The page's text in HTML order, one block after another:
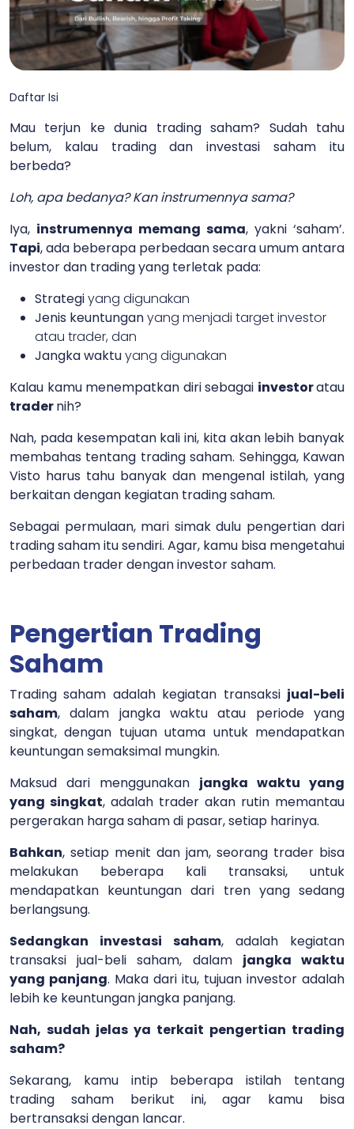
Daftar Isi
Mau terjun ke dunia trading saham? Sudah tahu
belum, kalau trading dan investasi saham itu
berbeda?
Loh, apa bedanya? Kan instrumennya sama?
Iya, instrumennya memang sama, yakni ‘saham’.
Tapi, ada beberapa perbedaan secara umum antara
investor dan trading yang terletak pada:
Strategiyang digunakan
Jenis keuntunganyang menjadi target investor
atau trader, dan
Jangka waktuyang digunakan
Kalau kamu menempatkan diri sebagai investoratau
tradernih?
Nah, pada kesempatan kali ini, kita akan lebih banyak
membahas tentang trading saham. Sehingga, Kawan
Visto harus tahu banyak dan mengenal istilah, yang
berkaitan dengan kegiatan trading saham.
Sebagai permulaan, mari simak dulu pengertian dari
trading saham itu sendiri. Agar, kamu bisa mengetahui
perbedaan trader dengan investor saham.
Pengertian Trading
Saham
Trading saham adalah kegiatan transaksi jual-beli
saham, dalam jangka waktu atau periode yang
singkat, dengan tujuan utama untuk mendapatkan
keuntungan semaksimal mungkin.
Maksud dari menggunakan jangka waktu yang
yang singkat, adalah trader akan rutin memantau
pergerakan harga saham di pasar, setiap harinya.
Bahkan, setiap menit dan jam, seorang trader bisa
melakukan beberapa kali transaksi, untuk
mendapatkan keuntungan dari tren yang sedang
berlangsung.
Sedangkan investasi saham, adalah kegiatan
transaksi jual-beli saham, dalam jangka waktu
yang panjang. Maka dari itu, tujuan investor adalah
lebih ke keuntungan jangka panjang.
Nah, sudah jelas ya terkait pengertian trading
saham?
Sekarang, kamu intip beberapa istilah tentang
trading saham berikut ini, agar kamu bisa
bertransaksi dengan lancar.